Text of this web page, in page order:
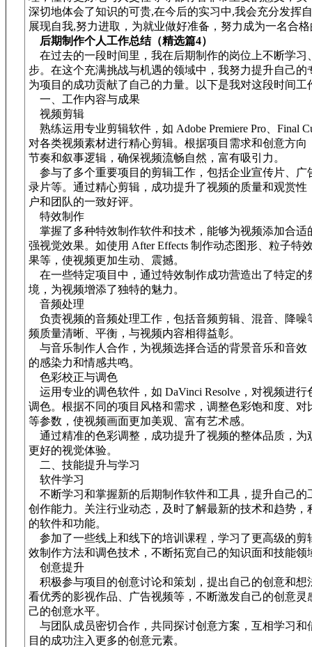
深切地体会了知识的可贵,在今后的实习中,我会充分发挥
展现自我,努力进取，为就业做好准备，努力成为一名合
后期制作个人工作总结（精选篇4）
在过去的一段时间里，我在后期制作的岗位上不断学习
步。在这个充满挑战与机遇的领域中，我努力提升自己的
为项目的成功贡献了自己的力量。以下是我对这段时间工
一、工作内容与成果
视频剪辑
熟练运用专业剪辑软件，如 Adobe Premiere Pro、Final
对各类视频素材进行精心剪辑。根据项目需求和创意方向
节奏和叙事逻辑，确保视频流畅自然，富有吸引力。
参与了多个重要项目的剪辑工作，包括企业宣传片、广
录片等。通过精心剪辑，成功提升了视频的质量和观赏性
户和团队的一致好评。
特效制作
掌握了多种特效制作软件和技术，能够为视频添加合适
强视觉效果。如使用 After Effects 制作动态图形、粒子特
果等，使视频更加生动、震撼。
在一些特定项目中，通过特效制作成功营造出了特定的
境，为视频增添了独特的魅力。
音频处理
负责视频的音频处理工作，包括音频剪辑、混音、降噪
频质量清晰、平衡，与视频内容相得益彰。
与音乐制作人合作，为视频选择合适的背景音乐和音效
的感染力和情感共鸣。
色彩校正与调色
运用专业的调色软件，如 DaVinci Resolve，对视频进行
调色。根据不同的项目风格和需求，调整色彩饱和度、对
等参数，使视频画面更加美观、富有艺术感。
通过精准的色彩调整，成功提升了视频的整体品质，为
更好的视觉体验。
二、技能提升与学习
软件学习
不断学习和掌握新的后期制作软件和工具，提升自己的
创作能力。关注行业动态，及时了解最新的技术和趋势，
的软件和功能。
参加了一些线上和线下的培训课程，学习了更高级的剪
效制作方法和调色技术，不断拓宽自己的知识面和技能领
创意提升
积极参与项目的创意讨论和策划，提出自己的创意和想
看优秀的影视作品、广告视频等，不断激发自己的创意灵
己的创意水平。
与团队成员密切合作，共同探讨创意方案，互相学习和
目的成功注入更多的创意元素。